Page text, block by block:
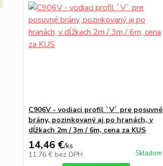
C906V - vodiaci profil `V` pre posuvné
brány, pozinkovaný aj po hranách, v
dĺžkach 2m / 3m / 6m, cena za KUS
14,46 €/ks
11,76 € bez DPH Skladom